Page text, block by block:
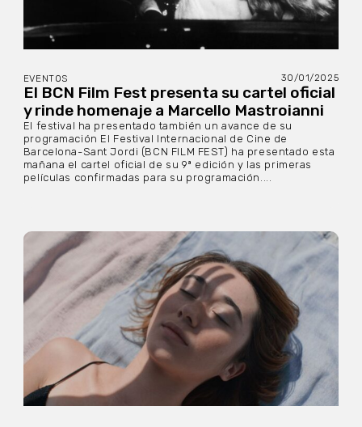
EVENTOS 30/01/2025
El BCN Film Fest presenta su cartel oficial
y rinde homenaje a Marcello Mastroianni
El festival ha presentado también un avance de su
programación El Festival Internacional de Cine de
Barcelona-Sant Jordi (BCN FILM FEST) ha presentado esta
mañana el cartel oficial de su 9ª edición y las primeras
películas confirmadas para su programación....